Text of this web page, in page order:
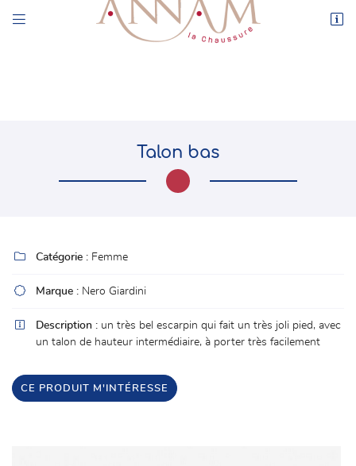
 
utilisantle formulaire de désinscription
INSCRIPTION
Talon bas
 Catégorie : Femme
 Marque : Nero Giardini
 Description : un très bel escarpin qui fait un très joli pied, avec
un talon de hauteur intermédiaire, à porter très facilement
CE PRODUIT M'INTÉRESSE